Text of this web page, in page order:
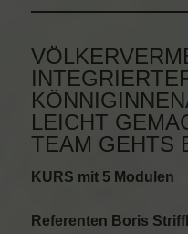
LEICHT
TEAM GEHTS
KURS mit 5 Modulen
Referenten Boris